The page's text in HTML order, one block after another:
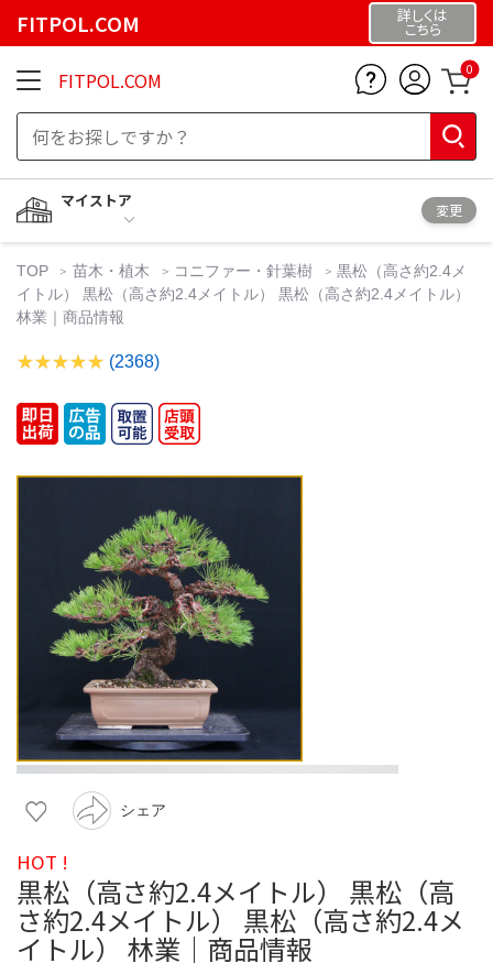
FITPOL.COM 詳しくは
こちら
FITPOL.COM 0
マイストア
変更
TOP 苗木・植木 コニファー・針葉樹
黒松（高さ約2.4メ
イトル） 黒松（高さ約2.4メイトル） 黒松（高さ約2.4メイトル）
林業｜商品情報
(2368)
シェア
HOT !
黒松（高さ約2.4メイトル） 黒松（高
さ約2.4メイトル） 黒松（高さ約2.4メ
イトル） 林業｜商品情報